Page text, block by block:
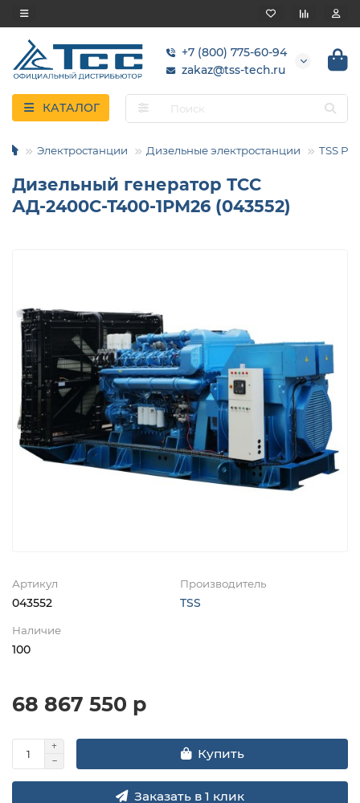
+7 (800) 775-60-94
zakaz@tss-tech.ru
КАТАЛОГ
Электростанции Дизельные электростанции TSS
Дизельный генератор ТСС
АД-2400С-Т400-1РМ26 (043552)
Артикул
043552
Производитель
TSS
Наличие
100
68 867 550 р
Купить
Заказать в 1 клик